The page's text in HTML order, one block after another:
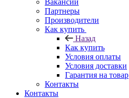
Вакансии
Партнеры
Производители
Как купить
Назад
Как купить
Условия оплаты
Условия доставки
Гарантия на товар
Контакты
Контакты